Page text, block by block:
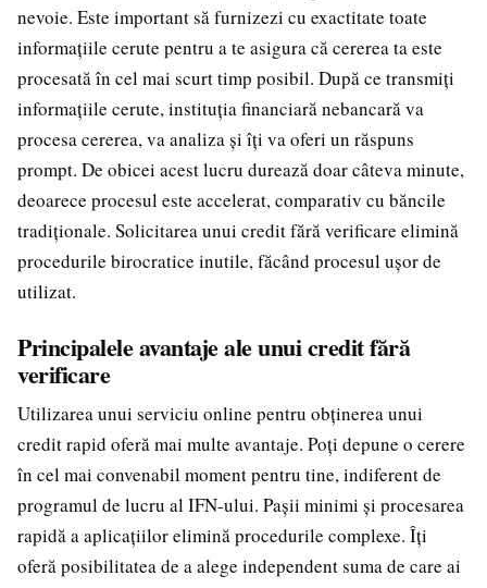
nevoie. Este important să furnizezi cu exactitate toate
informațiile cerute pentru a te asigura că cererea ta este
procesată în cel mai scurt timp posibil. După ce transmiți
informațiile cerute, instituția financiară nebancară va
procesa cererea, va analiza și îți va oferi un răspuns
prompt. De obicei acest lucru durează doar câteva minute,
deoarece procesul este accelerat, comparativ cu băncile
tradiționale. Solicitarea unui credit fără verificare elimină
procedurile birocratice inutile, făcând procesul ușor de
utilizat.
Principalele avantaje ale unui credit fără
verificare
Utilizarea unui serviciu online pentru obținerea unui
credit rapid oferă mai multe avantaje. Poți depune o cerere
în cel mai convenabil moment pentru tine, indiferent de
programul de lucru al IFN-ului. Pașii minimi și procesarea
rapidă a aplicațiilor elimină procedurile complexe. Îți
oferă posibilitatea de a alege independent suma de care ai